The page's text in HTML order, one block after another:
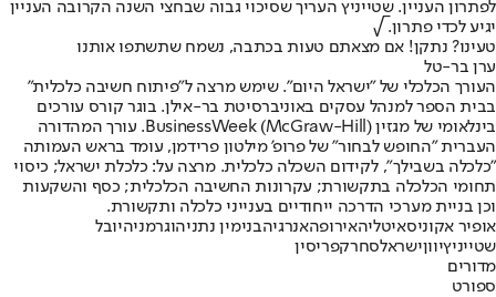
לפתרון העניין. שטייניץ העריך שסיכוי גבוה שבחצי השנה הקרובה העניין
יגיע לכדי פתרון. √
טעינו? נתקן! אם מצאתם טעות בכתבה, נשמח שתשתפו אותנו
ערן בר-טל
העורך הכלכלי של "ישראל היום". שימש מרצה ל"פיתוח חשיבה כלכלית"
בבית הספר למנהל עסקים באוניברסיטת בר-אילן. בוגר קורס עורכים
בינלאומי של מגזין (BusinessWeek (McGraw-Hill. עורך המהדורה
העברית "החופש לבחור" של פרופ' מילטון פרידמן, עומד בראש העמותה
"כלכלה בשבילך", לקידום השכלה כלכלית. מרצה על: כלכלת ישראל; כיסוי
תחומי הכלכלה בתקשורת; עקרונות החשיבה הכלכלית; כסף והשקעות
וכן בניית מערכי הדרכה ייחודיים בענייני כלכלה ותקשורת.
אופיר אקוניסאיטליהאירופהאנרגיהבנימין נתניהוגרמניהיובל
שטייניץיווןישראלסחרקפריסין
מדורים
ספורט